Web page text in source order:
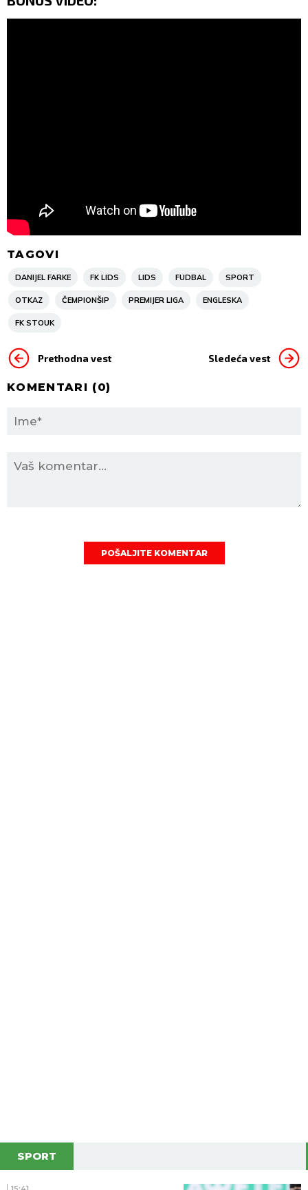
TAGOVI
DANIJEL FARKE FK LIDS LIDS FUDBAL SPORT
OTKAZ ČEMPIONŠIP PREMIJER LIGA ENGLESKA
FK STOUK
Prethodna vest Sledeća vest
KOMENTARI (0)
POŠALJITE KOMENTAR
SPORT